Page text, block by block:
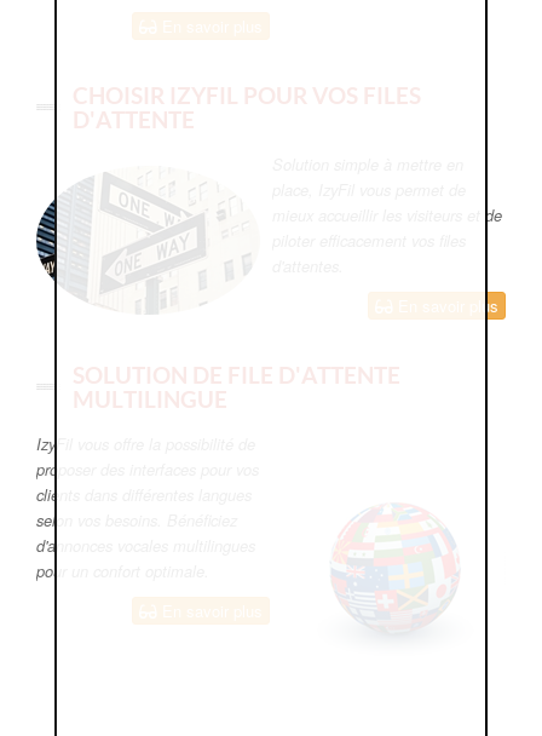
CHOISIR IZYFIL POUR VOS FILES
D'ATTENTE
mieux accueillir les visiteurs et de
En savoir plus
SOLUTION DE FILE D'ATTENTE
MULTILINGUE
IzyFil vous offre la possibilité de
proposer des interfaces pour vos
clients dans différentes langues
selon vos besoins. Bénéficiez
d'annonces vocales multilingues
pour un confort optimale.